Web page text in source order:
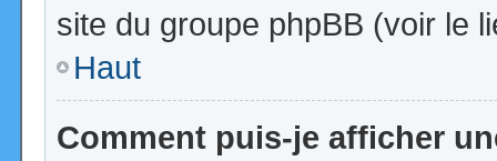
site du groupe phpBB (voir le
Haut
Comment puis-je afficher